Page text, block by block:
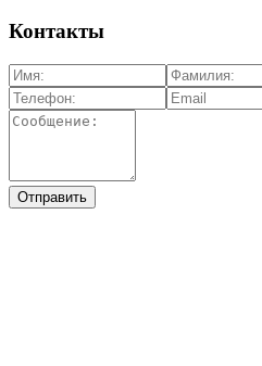
Контакты